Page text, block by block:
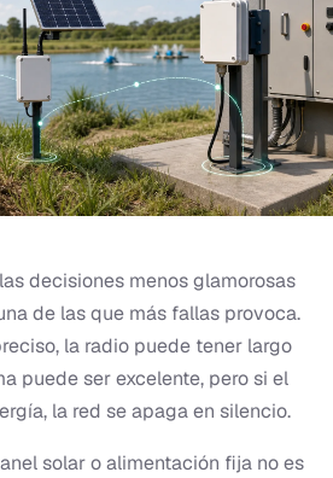
decisiones menos glamorosas
de las que más fallas provoca.
la radio puede tener largo
puede ser excelente, pero si el
la red se apaga en silencio.
solar o alimentación fija no es